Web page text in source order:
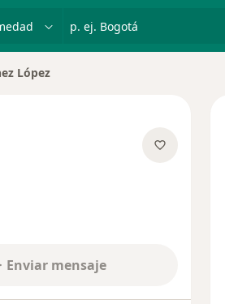
p. ej. Bogotá
López
Enviar mensaje